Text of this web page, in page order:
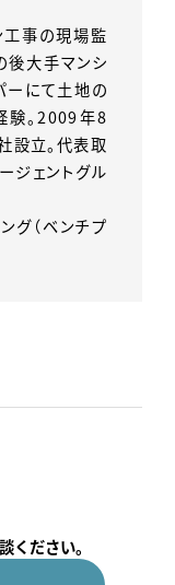
工事の現場監
後大手マンシ
ーにて土地の
験。2009年8
設立。代表取
ジェントグル
グ（ベンチプ
ください。